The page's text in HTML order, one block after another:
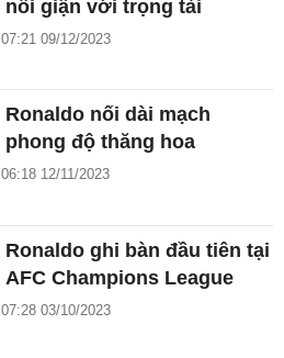
nổi giận với trọng tài
07:21 09/12/2023
Ronaldo nối dài mạch
phong độ thăng hoa
06:18 12/11/2023
Ronaldo ghi bàn đầu tiên tại
AFC Champions League
07:28 03/10/2023